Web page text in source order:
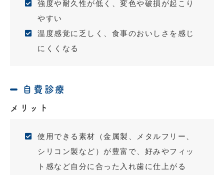
強度や耐久性が低く、変色や破損が起こり
やすい
温度感覚に乏しく、食事のおいしさを感じ
にくくなる
自費診療
メリット
使用できる素材（金属製、メタルフリー、
シリコン製など）が豊富で、好みやフィッ
ト感など自分に合った入れ歯に仕上がる